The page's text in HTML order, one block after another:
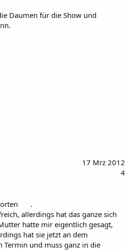
Daumen für die Show und
17 Mrz 2012
4
.
allerdings hat das ganze sich
hatte mir eigentlich gesagt,
hat sie jetzt an dem
Termin und muss ganz in die